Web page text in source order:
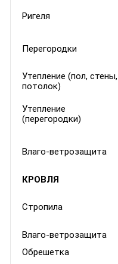
Ригеля
Перегородки
Утепление (пол, стены,
потолок)
Утепление
(перегородки)
Влаго-ветрозащита
КРОВЛЯ
Стропила
Влаго-ветрозащита
Обрешетка